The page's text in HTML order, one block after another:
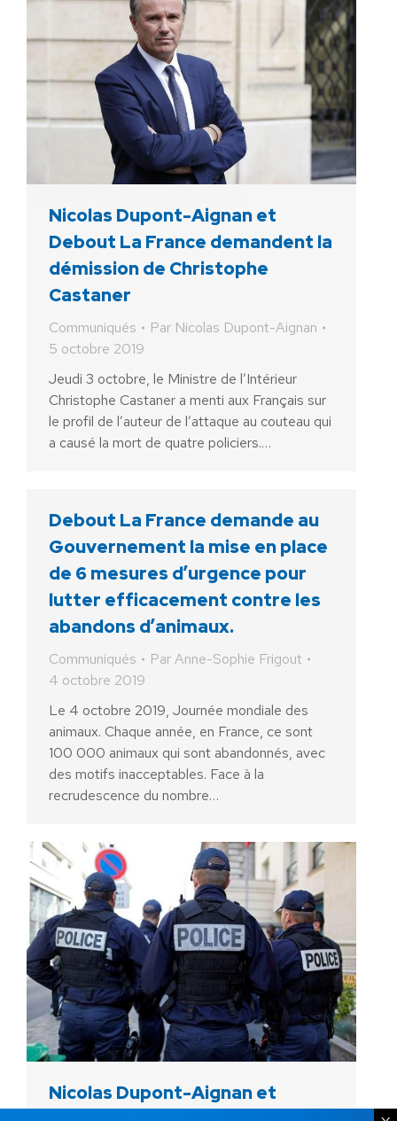
Nicolas Dupont-Aignan et
Debout La France demandent la
démission de Christophe
Castaner
Communiqués Par Nicolas Dupont-Aignan
5 octobre 2019
Jeudi 3 octobre, le Ministre de l’Intérieur
Christophe Castaner a menti aux Français sur
le profil de l’auteur de l’attaque au couteau qui
a causé la mort de quatre policiers.…
Debout La France demande au
Gouvernement la mise en place
de 6 mesures d’urgence pour
lutter efficacement contre les
abandons d’animaux.
Communiqués ParAnne-Sophie Frigout
4 octobre 2019
Le 4 octobre 2019, Journée mondiale des
animaux. Chaque année, en France, ce sont
100 000 animaux qui sont abandonnés, avec
des motifs inacceptables. Face à la
recrudescence du nombre…
Nicolas Dupont-Aignan et